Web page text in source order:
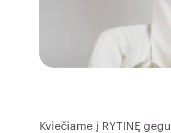
Kviečiame į RYTINĘ